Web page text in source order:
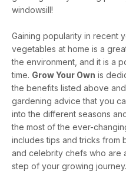
windowsill!
Gaining popularity in recent
vegetables at home is a
the environment, and it is a
time. Grow Your Own is
the benefits listed above
gardening advice that you
into the different seasons
the most of the ever-
includes tips and tricks from
and celebrity chefs who are
step of your growing journey.